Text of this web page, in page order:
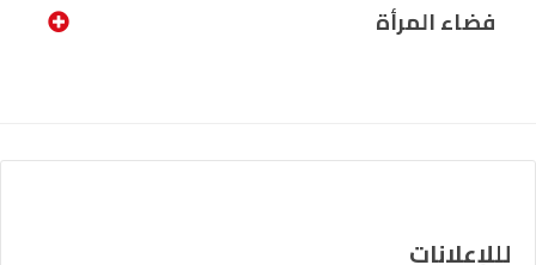
فضاء المرأة
لللإعلانات